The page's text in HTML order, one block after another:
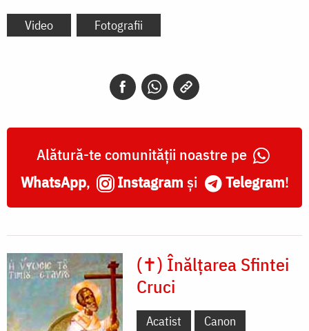
Video Fotografii
Alătură-te comunității noastre pe
WhatsApp, Instagram și Telegram!
(✝) Înălțarea Sfintei
Cruci
Acatist
Canon